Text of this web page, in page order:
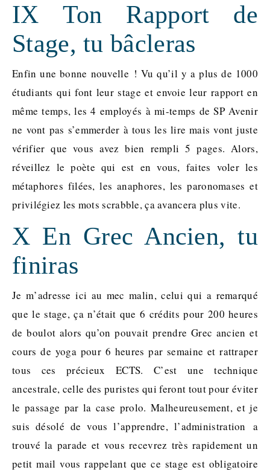
IX Ton Rapport de
Stage, tu bâcleras
Enfin une bonne nouvelle ! Vu qu’il y a plus de 1000
étudiants qui font leur stage et envoie leur rapport en
même temps, les 4 employés à mi-temps de SP Avenir
ne vont pas s’emmerder à tous les lire mais vont juste
vérifier que vous avez bien rempli 5 pages. Alors,
réveillez le poète qui est en vous, faites voler les
métaphores filées, les anaphores, les paronomases et
privilégiez les mots scrabble, ça avancera plus vite.
X En Grec Ancien, tu
finiras
Je m’adresse ici au mec malin, celui qui a remarqué
que le stage, ça n’était que 6 crédits pour 200 heures
de boulot alors qu’on pouvait prendre Grec ancien et
cours de yoga pour 6 heures par semaine et rattraper
tous ces précieux ECTS. C’est une technique
ancestrale, celle des puristes qui feront tout pour éviter
le passage par la case prolo. Malheureusement, et je
suis désolé de vous l’apprendre, l’administration a
trouvé la parade et vous recevrez très rapidement un
petit mail vous rappelant que ce stage est obligatoire